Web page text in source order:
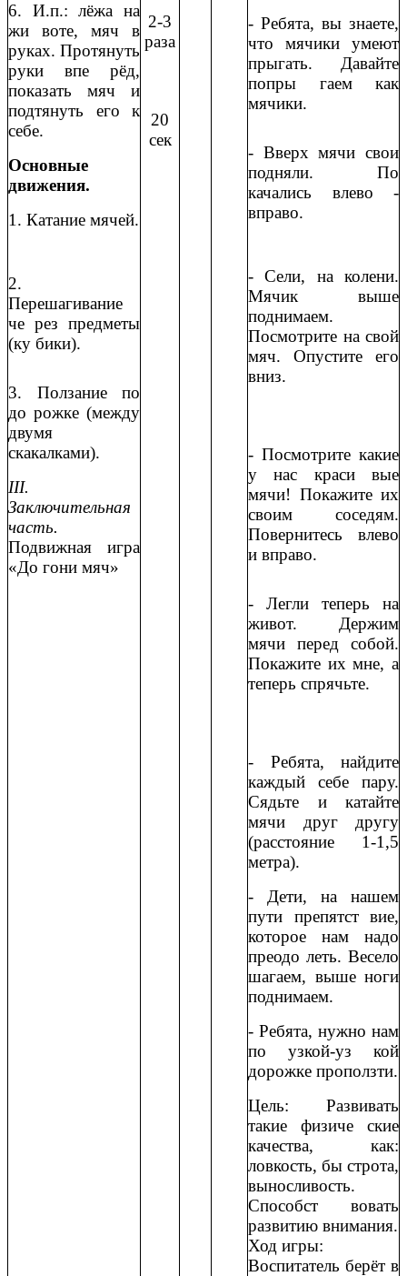
6. И.п.: лёжа на
жи воте, мяч в
руках. Протянуть
руки впе рёд,
показать мяч и
подтянуть его к
себе.
Основные
движения.
1. Катание мячей.
2.
Перешагивание
че рез предметы
(ку бики).
3. Ползание по
до рожке (между
двумя
скакалками).
III.
Заключительная
часть.
Подвижная игра
«До гони мяч»
2-3
раза
20
сек
- Ребята, вы знаете,
что мячики умеют
прыгать. Давайте
попры гаем как
мячики.
- Вверх мячи свои
подняли. По
качались влево -
вправо.
- Сели, на колени.
Мячик выше
поднимаем.
Посмотрите на свой
мяч. Опустите его
вниз.
- Посмотрите какие
у нас краси вые
мячи! Покажите их
своим соседям.
Повернитесь влево
и вправо.
- Легли теперь на
живот. Держим
мячи перед собой.
Покажите их мне, а
теперь спрячьте.
- Ребята, найдите
каждый себе пару.
Сядьте и катайте
мячи друг другу
(расстояние 1-1,5
метра).
- Дети, на нашем
пути препятст вие,
которое нам надо
преодо леть. Весело
шагаем, выше ноги
поднимаем.
- Ребята, нужно нам
по узкой-уз кой
дорожке проползти.
Цель: Развивать
такие физиче ские
качества, как:
ловкость, бы строта,
выносливость.
Способст вовать
развитию внимания.
Ход игры:
Воспитатель берёт в